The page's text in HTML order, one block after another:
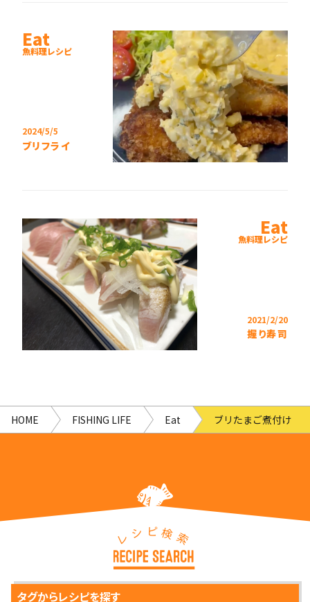
2024/5/5
ブリフライ
Eat
魚料理レシピ
2021/2/20
握り寿司
Eat
魚料理レシピ
HOME FISHING LIFE Eat ブリたまご煮付け
レシ ピ検索
タグからレシピを探す